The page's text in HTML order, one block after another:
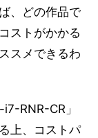
、どの作品で
ストがかかる
スメできるわ
RNR-CR」
上、コストパ